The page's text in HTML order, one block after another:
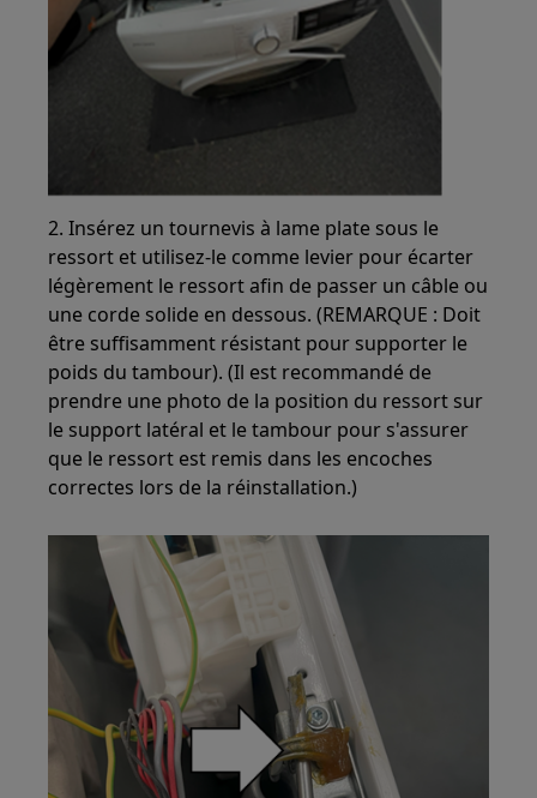
2. Insérez un tournevis à lame plate sous le
ressort et utilisez-le comme levier pour écarter
légèrement le ressort afin de passer un câble ou
une corde solide en dessous. (REMARQUE : Doit
être suffisamment résistant pour supporter le
poids du tambour). (Il est recommandé de
prendre une photo de la position du ressort sur
le support latéral et le tambour pour s'assurer
que le ressort est remis dans les encoches
correctes lors de la réinstallation.)